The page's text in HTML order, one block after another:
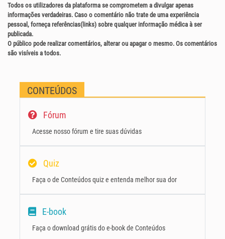
Todos os utilizadores da plataforma se comprometem a divulgar apenas
informações verdadeiras. Caso o comentário não trate de uma experiência
pessoal, forneça referências(links) sobre qualquer informação médica à ser
publicada.
O público pode realizar comentários, alterar ou apagar o mesmo. Os comentários
são visíveis a todos.
CONTEÚDOS
Fórum
Acesse nosso fórum e tire suas dúvidas
Quiz
Faça o de Conteúdos quiz e entenda melhor sua dor
E-book
Faça o download grátis do e-book de Conteúdos